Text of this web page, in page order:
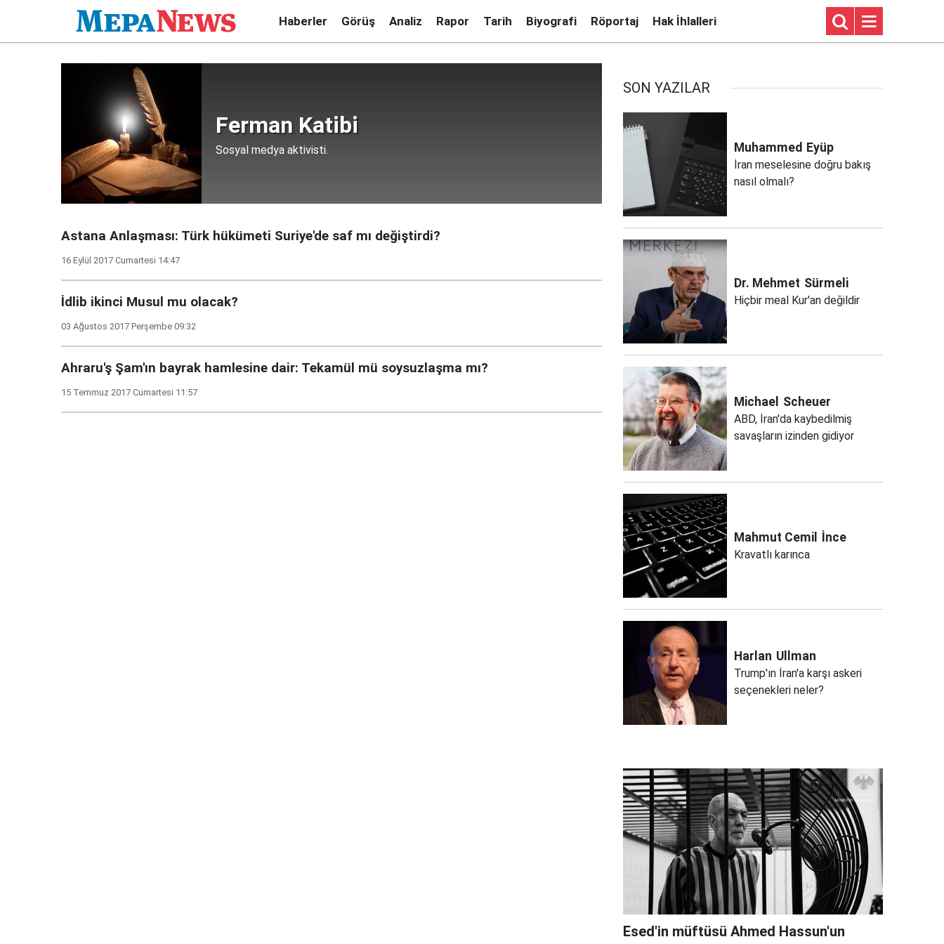
Haberler Görüş Analiz Rapor Tarih Biyografi Röportaj Hak İhlalleri
Ferman Katibi
Sosyal medya aktivisti.
Astana Anlaşması: Türk hükümeti Suriye'de saf mı değiştirdi?
16 Eylül 2017 Cumartesi 14:47
İdlib ikinci Musul mu olacak?
03 Ağustos 2017 Perşembe 09:32
Ahraru'ş Şam'ın bayrak hamlesine dair: Tekamül mü soysuzlaşma mı?
15 Temmuz 2017 Cumartesi 11:57
SON YAZILAR
Muhammed Eyüp
İran meselesine doğru bakış
nasıl olmalı?
Dr. Mehmet Sürmeli
Hiçbir meal Kur'an değildir
Michael Scheuer
ABD, İran'da kaybedilmiş
savaşların izinden gidiyor
Mahmut Cemil İnce
Kravatlı karınca
Harlan Ullman
Trump'ın İran'a karşı askeri
seçenekleri neler?
Esed'in müftüsü Ahmed Hassun'un